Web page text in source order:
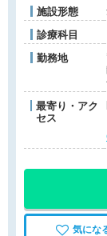
施設形態
診療科目
勤務地
最寄り・アク
セス
気にな